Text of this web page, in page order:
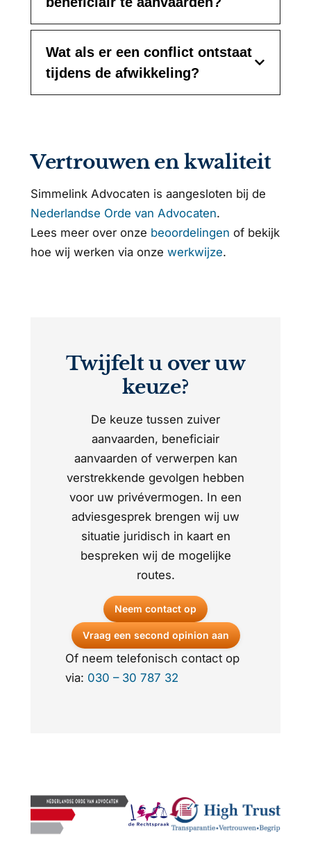
Wat als er een conflict ontstaat
tijdens de afwikkeling?
Vertrouwen en kwaliteit
Simmelink Advocaten is aangesloten bij de
Nederlandse Orde van Advocaten.
Lees meer over onze beoordelingen of bekijk
hoe wij werken via onze werkwijze.
Twijfelt u over uw
keuze?
De keuze tussen zuiver
aanvaarden, beneficiair
aanvaarden of verwerpen kan
verstrekkende gevolgen hebben
voor uw privévermogen. In een
adviesgesprek brengen wij uw
situatie juridisch in kaart en
bespreken wij de mogelijke
routes.
Neem contact op
Vraag een second opinion aan
Of neem telefonisch contact op
via: 030 – 30 787 32